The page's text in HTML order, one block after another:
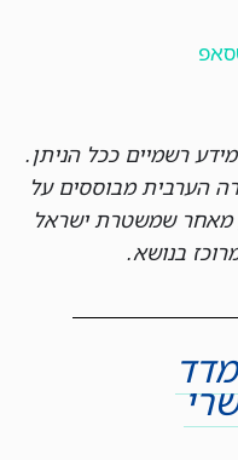
רשמיים ככל הניתן.
הערבית מבוססים על
מאחר שמשטרת ישראל
בנושא.